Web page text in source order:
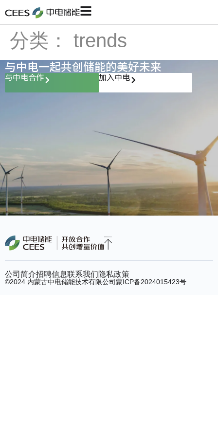
分类： trends
与中电一起共创储能的美好未来
与中电合作 加入中电
©2024 内蒙古中电储能技术有限公司蒙ICP备2024015423号
公司简介招聘信息联系我们隐私政策